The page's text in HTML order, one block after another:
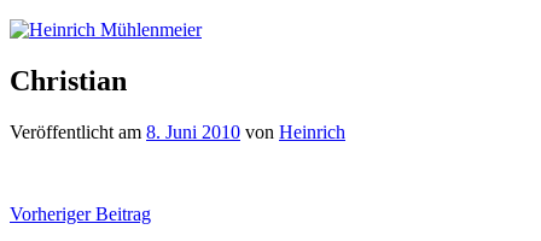
Christian
Veröffentlicht am 8. Juni 2010 von Heinrich
Beitragsnavigation
Vorheriger Beitrag